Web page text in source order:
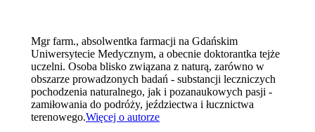
Mgr farm., absolwentka farmacji na Gdańskim
Uniwersytecie Medycznym, a obecnie doktorantka tejże
uczelni. Osoba blisko związana z naturą, zarówno w
obszarze prowadzonych badań - substancji leczniczych
pochodzenia naturalnego, jak i pozanaukowych pasji -
zamiłowania do podróży, jeździectwa i łucznictwa
terenowego.Więcej o autorze